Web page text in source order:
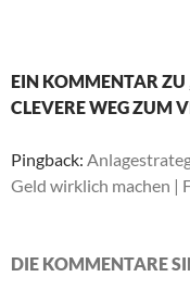
EIN KOMMENTAR ZU
CLEVERE WEG ZUM
Pingback:
Geld wirklich machen |
DIE KOMMENTARE